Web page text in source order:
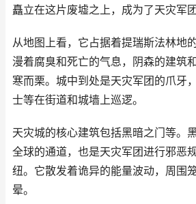
矗立在这片废墟之上，成为了天灾军
从地图上看，它占据着提瑞斯法林地
漫着腐臭和死亡的气息，阴森的建筑
寒而栗。城中到处是天灾军团的爪牙
士等在街道和城墙上巡逻。
天灾城的核心建筑包括黑暗之门等。
全球的通道，也是天灾军团进行邪恶
纽。它散发着诡异的能量波动，周围
晕。